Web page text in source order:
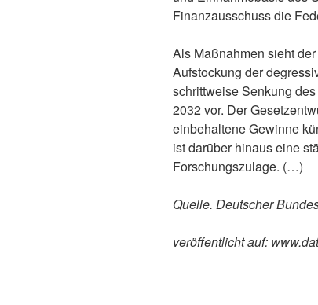
Finanzausschuss die
Als Maßnahmen sieht
Aufstockung der
schrittweise Senkung
2032 vor. Der
einbehaltene Gewinne
ist darüber hinaus eine
Forschungszulage. (…)
Quelle. Deutscher
veröffentlicht auf: